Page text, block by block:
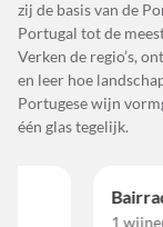
zij de basis van de
Portugal tot de
Verken de regio’s,
en leer hoe
Portugese wijn
één glas tegelijk.
Bairrada